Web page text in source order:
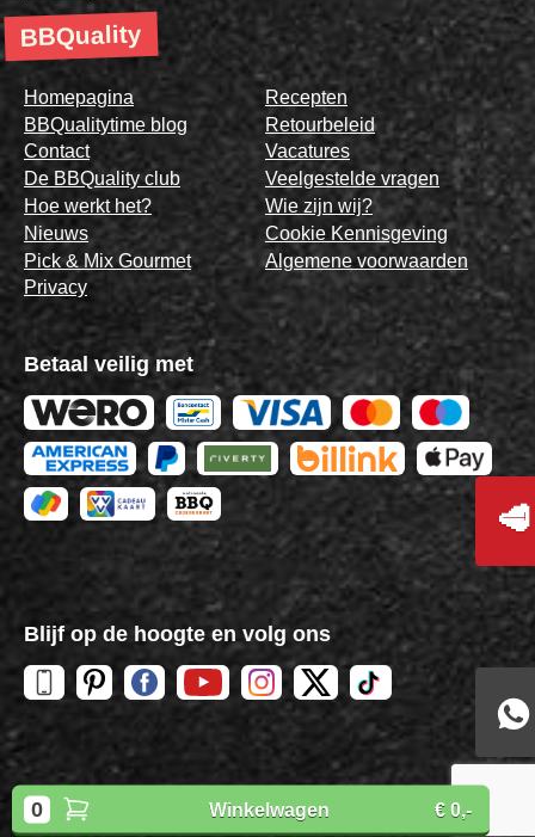
Winkelwagen
0 € 0,-
BBQuality
Homepagina
BBQualitytime blog
Contact
De BBQuality club
Hoe werkt het?
Nieuws
Pick & Mix Gourmet
Privacy
Recepten
Retourbeleid
Vacatures
Veelgestelde vragen
Wie zijn wij?
Cookie Kennisgeving
Algemene voorwaarden
Betaal veilig met
Blijf op de hoogte en volg ons
CopyrightBBQuality
🥩